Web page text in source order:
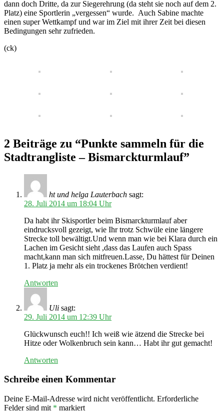
dann doch Dritte, da zur Siegerehrung (da steht sie noch auf dem 2.
Platz) eine Sportlerin „vergessen“ wurde. Auch Sabine machte
einen super Wettkampf und war im Ziel mit ihrer Zeit bei diesen
Bedingungen sehr zufrieden.
(ck)
2 Beiträge zu “Punkte sammeln für die
Stadtrangliste – Bismarckturmlauf”
ht und helga Lauterbach sagt:
28. Juli 2014 um 18:04 Uhr
Da habt ihr Skisportler beim Bismarckturmlauf aber
eindrucksvoll gezeigt, wie Ihr trotz Schwüle eine längere
Strecke toll bewältigt.Und wenn man wie bei Klara durch ein
Lachen im Gesicht sieht ,dass das Laufen auch Spass
macht,kann man sich mitfreuen.Lasse, Du hättest für Deinen
1. Platz ja mehr als ein trockenes Brötchen verdient!
Antworten
Uli sagt:
29. Juli 2014 um 12:39 Uhr
Glückwunsch euch!! Ich weiß wie ätzend die Strecke bei
Hitze oder Wolkenbruch sein kann… Habt ihr gut gemacht!
Antworten
Schreibe einen Kommentar
Deine E-Mail-Adresse wird nicht veröffentlicht. Erforderliche
Felder sind mit * markiert